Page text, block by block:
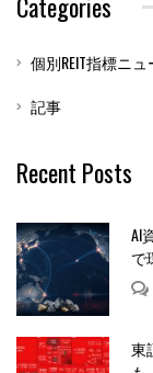
個別REIT指標ニュ
記事
Recent Posts
AI
で
東